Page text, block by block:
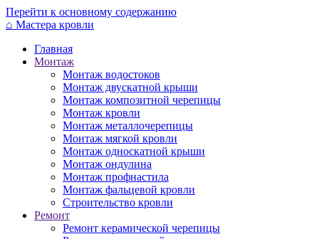
Перейти к основному содержанию
⌂ Мастера кровли
Главная
Монтаж
Монтаж водостоков
Монтаж двускатной крыши
Монтаж композитной черепицы
Монтаж кровли
Монтаж металлочерепицы
Монтаж мягкой кровли
Монтаж односкатной крыши
Монтаж ондулина
Монтаж профнастила
Монтаж фальцевой кровли
Строительство кровли
Ремонт
Ремонт керамической черепицы